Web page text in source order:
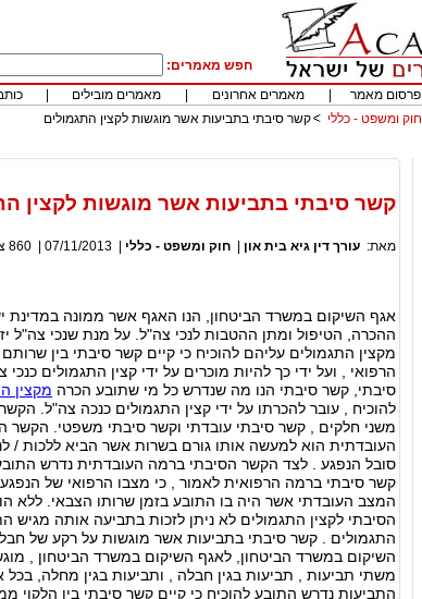
חפש מאמרים:
פרסום מאמר מאמרים אחרונים מאמרים מובילים
חוק ומשפט - כללי קשר סיבתי בתביעות אשר מוגשות לקצין התגמולים
קשר סיבתי בתביעות אשר מוגשות לקצין
מאת: עורך דין גיא בית און חוק ומשפט - כללי 07/11/2013
860
אגף השיקום במשרד הביטחון, הנו האגף אשר ממונה במדינת
ההכרה, הטיפול ומתן ההטבות לנכי צה"ל. על מנת שנכי צה"ל
מקצין התגמולים עליהם להוכיח כי קיים קשר סיבתי בין
הרפואי , ועל ידי כך להיות מוכרים על ידי קצין התגמולים
סיבתי, קשר סיבתי הנו מה שנדרש כל מי שתובע הכרה מקצין
להוכיח , עובר להכרתו על ידי קצין התגמולים כנכה צה"ל. הקשר
משני חלקים , קשר סיבתי עובדתי וקשר סיבתי משפטי. הקשר
העובדתית הוא למעשה אותו גורם בשרות אשר הביא ללכות /
סובל הנפגע . לצד הקשר הסיבתי ברמה העובדתית נדרש
קשר סיבתי ברמה הרפואית לאמור , כי מצבו הרפואי של
המצב העובדתי אשר היה בו התובע בזמן שרותו הצבאי. ללא
הסיבתי לקצין התגמולים לא ניתן לזכות בתביעה אותה מגיש
התגמולים . קשר סיבתי בתביעות אשר מוגשות על רקע של
השיקום במשרד הביטחון, לאגף השיקום במשרד הביטחון ,
משתי תביעות , תביעות בגין חבלה , ותביעות בגין מחלה, בכל
התביעות נדרש התובע להוכיח כי קיים קשר סיבתי בין הלקוי